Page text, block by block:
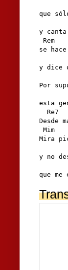
que
y
se
y dice
Por
esta
Re7
Desde
Mim
Mira
y no
que